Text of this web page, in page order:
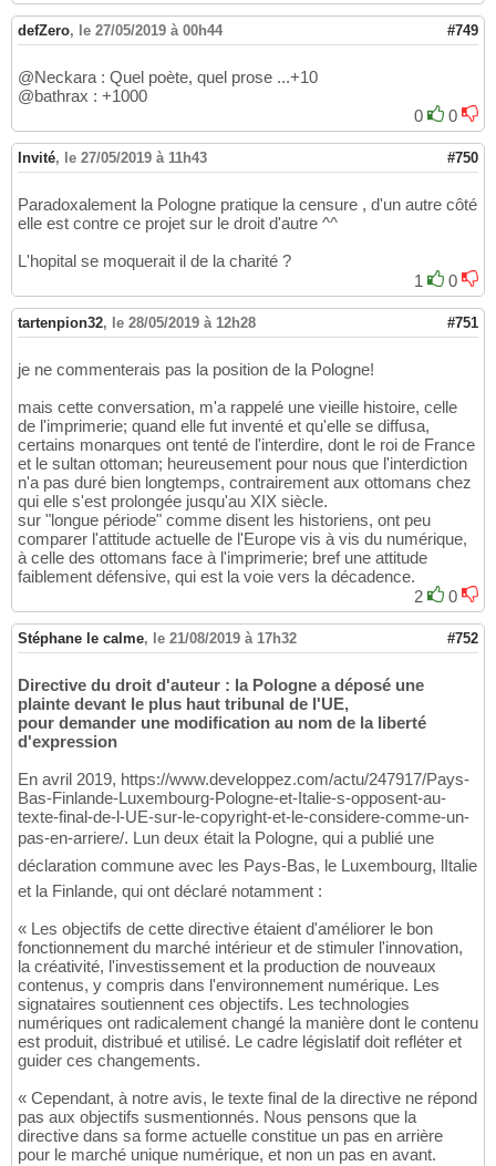
defZero, le 27/05/2019 à 00h44 #749
@Neckara : Quel poète, quel prose ...+10
@bathrax : +1000
0
0
Invité, le 27/05/2019 à 11h43 #750
Paradoxalement la Pologne pratique la censure , d'un autre côté
elle est contre ce projet sur le droit d'autre ^^
L'hopital se moquerait il de la charité ?
1
0
tartenpion32, le 28/05/2019 à 12h28 #751
je ne commenterais pas la position de la Pologne!
mais cette conversation, m'a rappelé une vieille histoire, celle
de l'imprimerie; quand elle fut inventé et qu'elle se diffusa,
certains monarques ont tenté de l'interdire, dont le roi de France
et le sultan ottoman; heureusement pour nous que l'interdiction
n'a pas duré bien longtemps, contrairement aux ottomans chez
qui elle s'est prolongée jusqu'au XIX siècle.
sur "longue période" comme disent les historiens, ont peu
comparer l'attitude actuelle de l'Europe vis à vis du numérique,
à celle des ottomans face à l'imprimerie; bref une attitude
faiblement défensive, qui est la voie vers la décadence.
2
0
Stéphane le calme, le 21/08/2019 à 17h32 #752
Directive du droit d'auteur : la Pologne a déposé une
plainte devant le plus haut tribunal de l'UE,
pour demander une modification au nom de la liberté
d'expression
En avril 2019, https://www.developpez.com/actu/247917/Pays-
Bas-Finlande-Luxembourg-Pologne-et-Italie-s-opposent-au-
texte-final-de-l-UE-sur-le-copyright-et-le-considere-comme-un-
pas-en-arriere/. Lun deux était la Pologne, qui a publié une
déclaration commune avec les Pays-Bas, le Luxembourg, lItalie
et la Finlande, qui ont déclaré notamment :
« Les objectifs de cette directive étaient d'améliorer le bon
fonctionnement du marché intérieur et de stimuler l'innovation,
la créativité, l'investissement et la production de nouveaux
contenus, y compris dans l'environnement numérique. Les
signataires soutiennent ces objectifs. Les technologies
numériques ont radicalement changé la manière dont le contenu
est produit, distribué et utilisé. Le cadre législatif doit refléter et
guider ces changements.
« Cependant, à notre avis, le texte final de la directive ne répond
pas aux objectifs susmentionnés. Nous pensons que la
directive dans sa forme actuelle constitue un pas en arrière
pour le marché unique numérique, et non un pas en avant.